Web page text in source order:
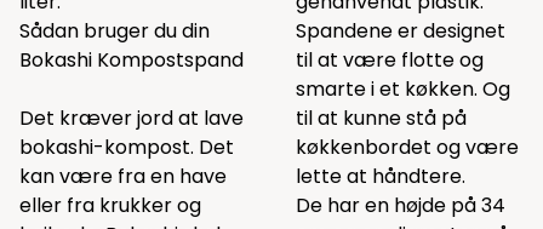
Sådan bruger du din
Bokashi Kompostspand
Det kræver jord at lave
bokashi-kompost. Det
kan være fra en have
eller fra krukker og
Spandene er designet
til at være flotte og
smarte i et køkken. Og
til at kunne stå på
køkkenbordet og være
lette at håndtere.
De har en højde på 34